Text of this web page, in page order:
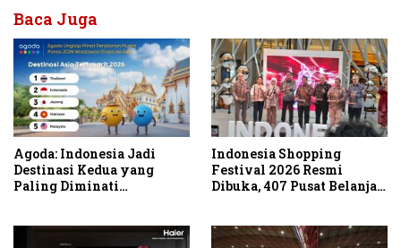
Baca Juga
Agoda: Indonesia Jadi
Destinasi Kedua yang
Paling Diminati
di Asia
Indonesia Shopping
Festival 2026 Resmi
Dibuka, 407 Pusat Belanja